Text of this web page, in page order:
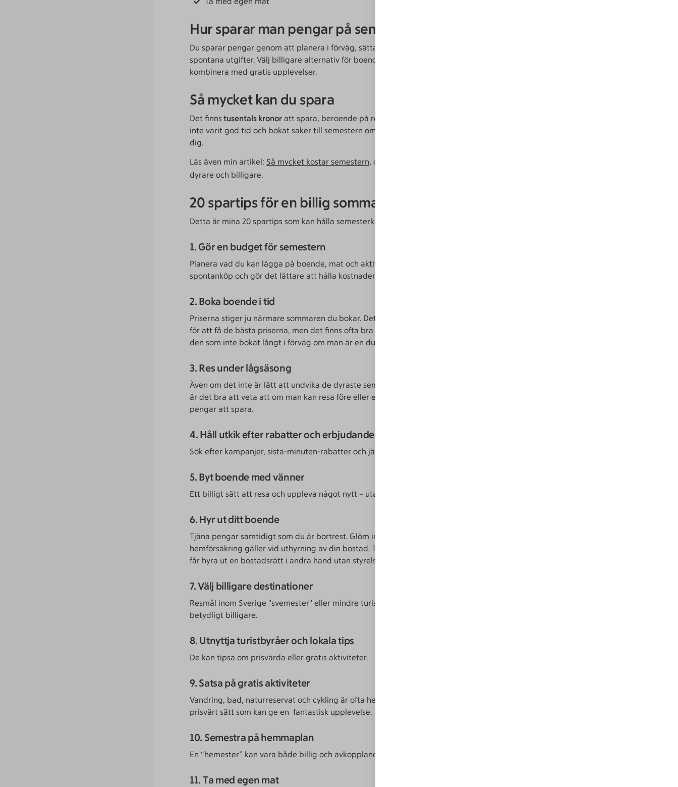
Hur sparar man pengar på semestern?
Du sparar pengar genom att planera i förväg, sätta en tydlig budget och undvika
spontana utgifter. Välj billigare alternativ för boende, mat och aktiviteter, samt
kombinera med gratis upplevelser.
Så mycket kan du spara
Det finns tusentals kronor att spara, beroende på resemål och val även om du
inte varit god tid och bokat saker till semestern om du plockar fram prisjägaren i
dig.
Läs även min artikel: Så mycket kostar semestern, där jag tittar på vad som blivit
dyrare och billigare.
20 spartips för en billig sommarsemester
Detta är mina 20 spartips som kan hålla semesterkassan i styr i sommar:
1. Gör en budget för semestern
Planera vad du kan lägga på boende, mat och aktiviteter. Det minskar
spontanköp och gör det lättare att hålla kostnaderna nere.
2. Boka boende i tid
Priserna stiger ju närmare sommaren du bokar. Det bästa är att vara ute i god tid
för att få de bästa priserna, men det finns ofta bra sista-minuten-priser även för
den som inte bokat långt i förväg om man är en duktig prisjägare.
3. Res under lågsäsong
Även om det inte är lätt att undvika de dyraste semesterveckorna på somamren,
är det bra att veta att om man kan resa före eller efter högsäsong, finns mycket
pengar att spara.
4. Håll utkik efter rabatter och erbjudanden
Sök efter kampanjer, sista-minuten-rabatter och jämför priser innan du bokar.
5. Byt boende med vänner
Ett billigt sätt att resa och uppleva något nytt – utan att betala för hotell.
6. Hyr ut ditt boende
Tjäna pengar samtidigt som du är bortrest. Glöm inte att kolla hur din
hemförsäkring gäller vid uthyrning av din bostad. Tänk även på att du oftast inte
får hyra ut en bostadsrätt i andra hand utan styrelsens godkännade.
7. Välj billigare destinationer
Resmål inom Sverige "svemester" eller mindre turisttäta områden är ofta
betydligt billigare.
8. Utnyttja turistbyråer och lokala tips
De kan tipsa om prisvärda eller gratis aktiviteter.
9. Satsa på gratis aktiviteter
Vandring, bad, naturreservat och cykling är ofta helt gratis eller ett väldigt
prisvärt sätt som kan ge en fantastisk upplevelse.
10. Semestra på hemmaplan
En “hemester” kan vara både billig och avkopplande.
11. Ta med egen mat